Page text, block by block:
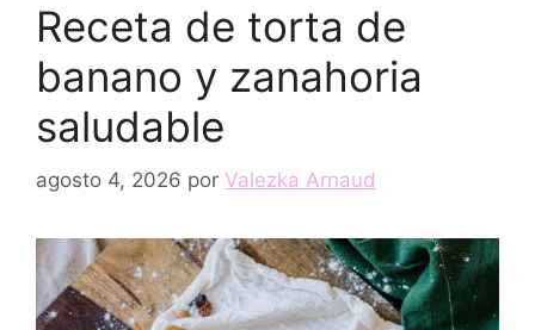
Receta de torta de
banano y zanahoria
saludable
agosto 4, 2026 por Valezka Arnaud